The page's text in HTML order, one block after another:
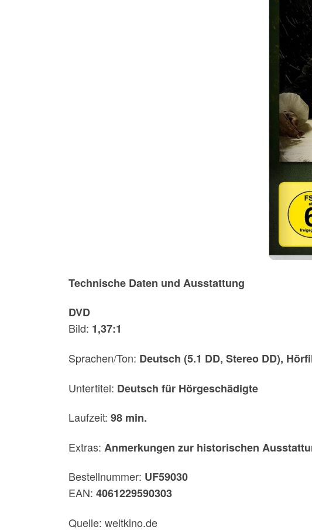
Technische Daten und Ausstattung
DVD
Bild: 1,37:1
Sprachen/Ton: Deutsch (5.1 DD, Stereo DD),
Untertitel: Deutsch für Hörgeschädigte
Laufzeit: 98 min.
Extras: Anmerkungen zur historischen
Bestellnummer: UF59030
EAN: 4061229590303
Quelle: weltkino.de